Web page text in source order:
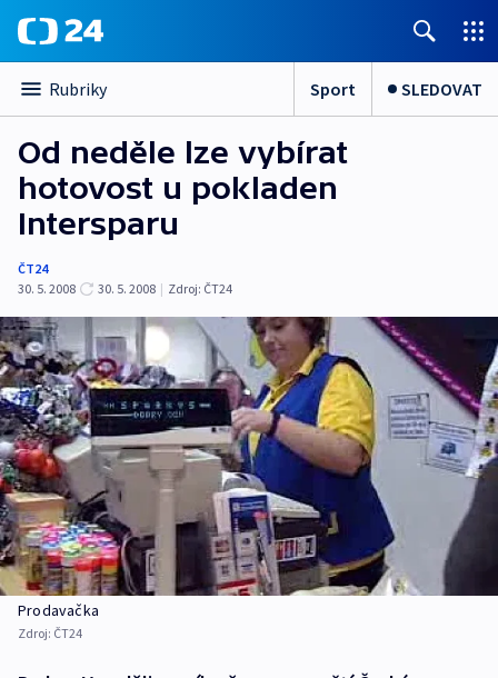
Rubriky Sport SLEDOVAT
Od neděle lze vybírat
hotovost u pokladen
Intersparu
ČT24
30. 5. 2008
30. 5. 2008 | Zdroj: ČT24
Prodavačka
Zdroj: ČT24